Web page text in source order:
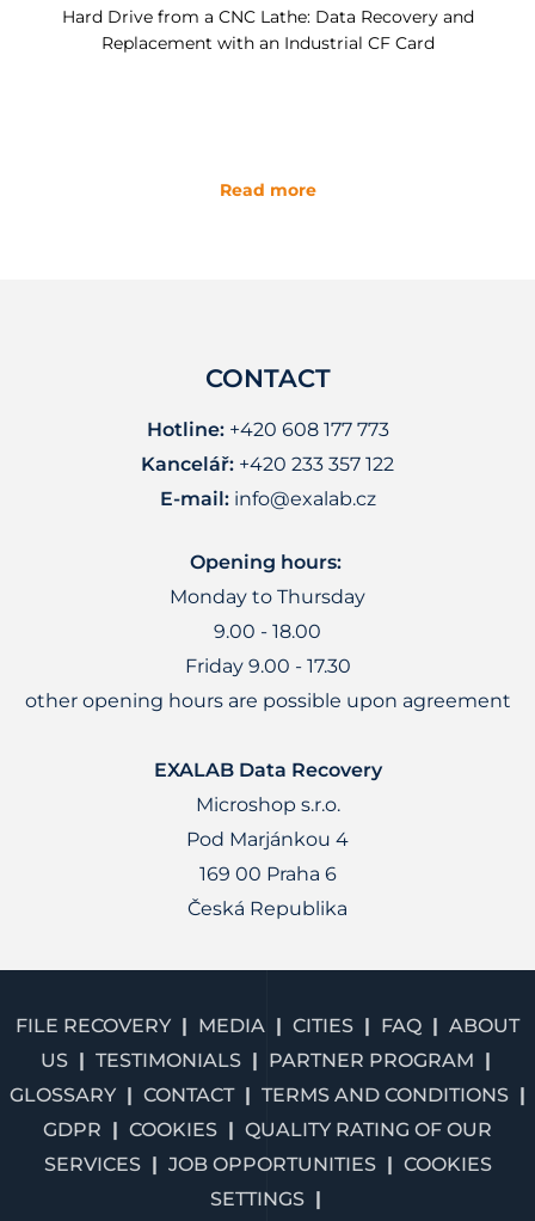
Hard Drive from a CNC Lathe: Data Recovery and
Replacement with an Industrial CF Card
Read more
CONTACT
Hotline:+420 608 177 773
Kancelář: +420 233 357 122
E-mail: info@exalab.cz
Opening hours:
Monday to Thursday
9.00 - 18.00
Friday 9.00 - 17.30
other opening hours are possible upon agreement
EXALAB Data Recovery
Microshop s.r.o.
Pod Marjánkou 4
169 00 Praha 6
Česká Republika
FILE RECOVERY MEDIA CITIES FAQ
ABOUT
US
TESTIMONIALS
PARTNER PROGRAM
GLOSSARY
CONTACT
TERMS AND CONDITIONS
GDPR
COOKIES
QUALITY RATING OF OUR
SERVICES
JOB OPPORTUNITIES
COOKIES
SETTINGS